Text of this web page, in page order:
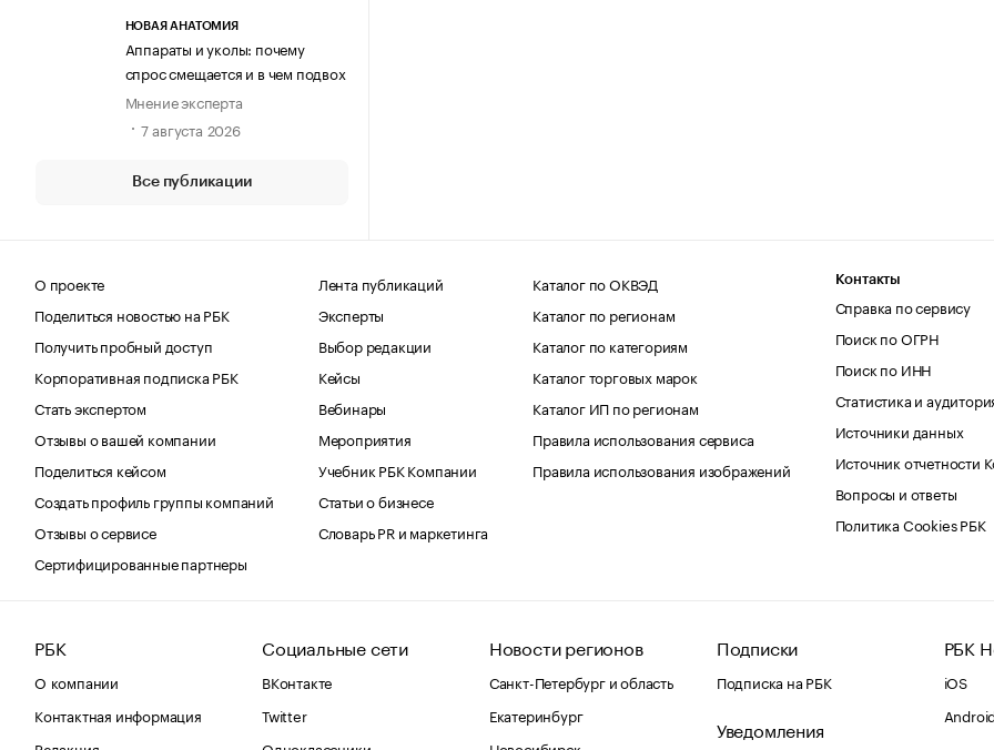
НОВАЯ АНАТОМИЯ
Аппараты и уколы: почему
спрос смещается и в чем подвох
Мнение эксперта
7 августа 2026
Все публикации
О проекте
Поделиться новостью на РБК
Получить пробный доступ
Корпоративная подписка РБК
Стать экспертом
Отзывы о вашей компании
Поделиться кейсом
Создать профиль группы компаний
Отзывы о сервисе
Сертифицированные партнеры
Лента публикаций
Эксперты
Выбор редакции
Кейсы
Вебинары
Мероприятия
Учебник РБК Компании
Статьи о бизнесе
Словарь PR и маркетинга
Каталог по ОКВЭД
Каталог по регионам
Каталог по категориям
Каталог торговых марок
Каталог ИП по регионам
Правила использования сервиса
Правила использования изображений
Контакты
Справка по сервису
Поиск по ОГРН
Поиск по ИНН
Статистика и
Источники данных
Источник отчетности
Вопросы и ответы
Политика Cookies РБК
РБК
О компании
Контактная информация
Социальные сети
ВКонтакте
Twitter
Новости регионов
Санкт-Петербург и область
Екатеринбург
Подписки
Подписка на РБК
Уведомления
РБК
iOS